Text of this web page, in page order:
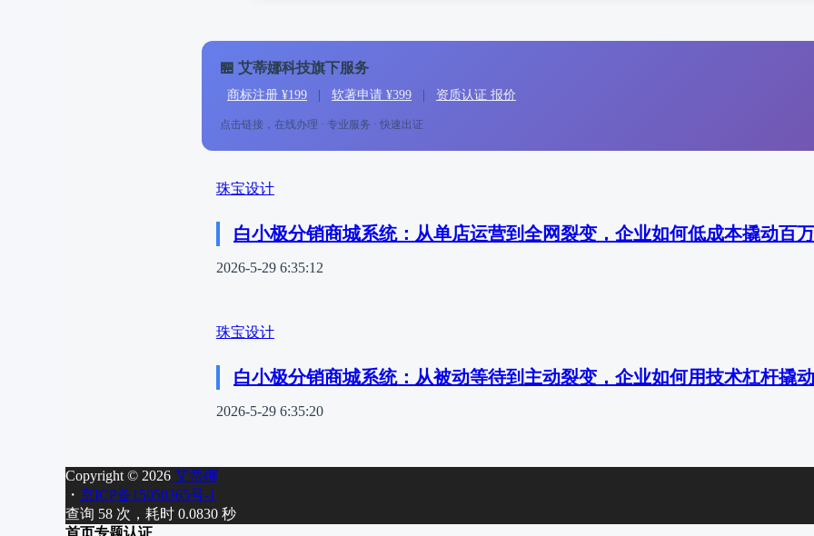
🏪 艾蒂娜科技旗下服务
商标注册 ¥199 软著申请 ¥399 资质认证 报价
点击链接，在线办理 · 专业服务 · 快速出证
珠宝设计
白小极分销商城系统：从单店运营到全网裂变，企业如何低成本撬动百
2026-5-29 6:35:12
珠宝设计
白小极分销商城系统：从被动等待到主动裂变，企业如何用技术杠杆撬
2026-5-29 6:35:20
Copyright © 2026 艾蒂娜
・ 京ICP备15050365号-1
查询 58 次，耗时 0.0830 秒
首页专题认证